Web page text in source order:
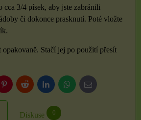
cca 3/4 písek, aby jste zabránili
či dokonce prasknutí. Poté vložte
opakovaně. Stačí jej po použití přesít
PinterestReddit LinkedInWhatsApp
E-
mail
Diskuse 0